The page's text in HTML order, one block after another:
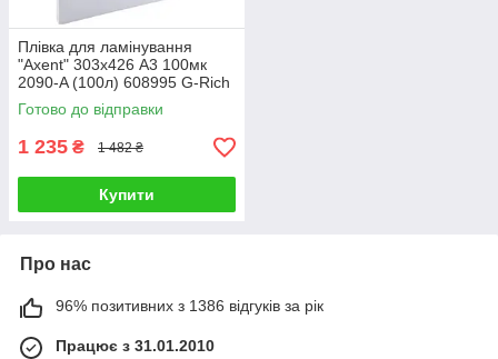
Плівка для ламінування
"Axent" 303х426 А3 100мк
2090-A (100л) 608995 G-Rich
Готово до відправки
1 235 ₴ 1 482 ₴
Купити
Про нас
96% позитивних з 1386 відгуків за рік
Працює з 31.01.2010